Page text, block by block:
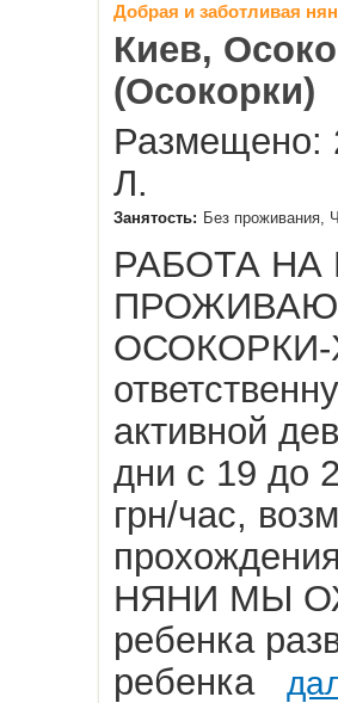
Добрая и заботливая
Киев,
(Осокорки)
Размещено:
Л.
Занятость: Без проживания,
РАБОТА
ОСОКОРКИ-
активной
дни с 19 до
грн/час,
НЯНИ МЫ
ребенка
ребенка